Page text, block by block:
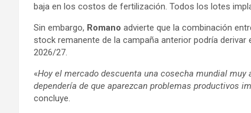
baja en los costos de fertilización. Todos los lotes
Sin embargo, Romano advierte que la combinación
stock remanente de la campaña anterior podría
2026/27.
«Hoy el mercado descuenta una cosecha mundial
dependería de que aparezcan problemas productivos
concluye.